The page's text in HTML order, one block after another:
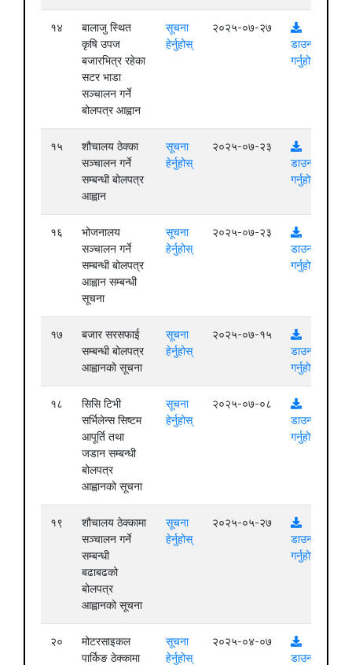
१४
बालाजु स्थित
कृषि उपज
बजारभित्र रहेका
सटर भाडा
सञ्चालन गर्ने
बोलपत्र आह्वान
सूचना
हेर्नुहोस्
२०२५-०७-२७
डाउनलोड
गर्नुहोस्
१५
शौचालय ठेक्का
सञ्चालन गर्ने
सम्बन्धी बोलपत्र
आह्वान
सूचना
हेर्नुहोस्
२०२५-०७-२३
डाउनलोड
गर्नुहोस्
१६
भोजनालय
सञ्चालन गर्ने
सम्बन्धी बोलपत्र
आह्वान सम्बन्धी
सूचना
सूचना
हेर्नुहोस्
२०२५-०७-२३
डाउनलोड
गर्नुहोस्
१७
बजार सरसफाई
सम्बन्धी बोलपत्र
आह्वानको सूचना
सूचना
हेर्नुहोस्
२०२५-०७-१५
डाउनलोड
गर्नुहोस्
१८
सिसि टिभी
सर्भिलेन्स सिष्टम
आपूर्ति तथा
जडान सम्बन्धी
बोलपत्र
आह्वानको सूचना
सूचना
हेर्नुहोस्
२०२५-०७-०८
डाउनलोड
गर्नुहोस्
१९
शौचालय ठेक्कामा
सञ्चालन गर्ने
सम्बन्धी
बढाबढको
बोलपत्र
आह्वानको सूचना
सूचना
हेर्नुहोस्
२०२५-०५-२७
डाउनलोड
गर्नुहोस्
२०
मोटरसाइकल
पार्किङ ठेक्कामा
सूचना
हेर्नुहोस्
२०२५-०४-०७
डाउनलोड